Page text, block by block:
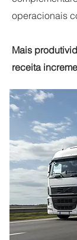
operacionais
Mais
receita